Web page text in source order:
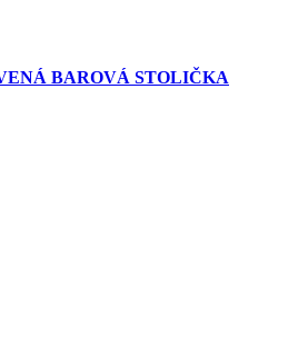
BAROVÁ STOLIČKA